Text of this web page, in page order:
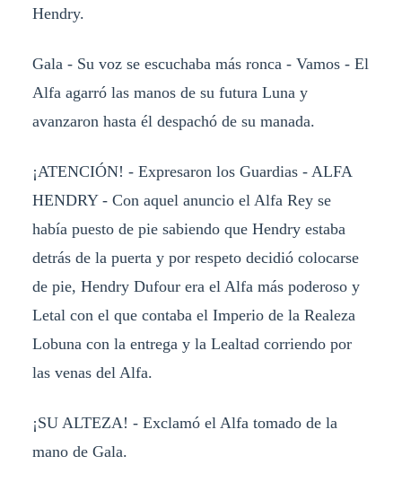
Hendry.
Gala - Su voz se escuchaba más ronca - Vamos - El
Alfa agarró las manos de su futura Luna y
avanzaron hasta él despachó de su manada.
¡ATENCIÓN! - Expresaron los Guardias - ALFA
HENDRY - Con aquel anuncio el Alfa Rey se
había puesto de pie sabiendo que Hendry estaba
detrás de la puerta y por respeto decidió colocarse
de pie, Hendry Dufour era el Alfa más poderoso y
Letal con el que contaba el Imperio de la Realeza
Lobuna con la entrega y la Lealtad corriendo por
las venas del Alfa.
¡SU ALTEZA! - Exclamó el Alfa tomado de la
mano de Gala.